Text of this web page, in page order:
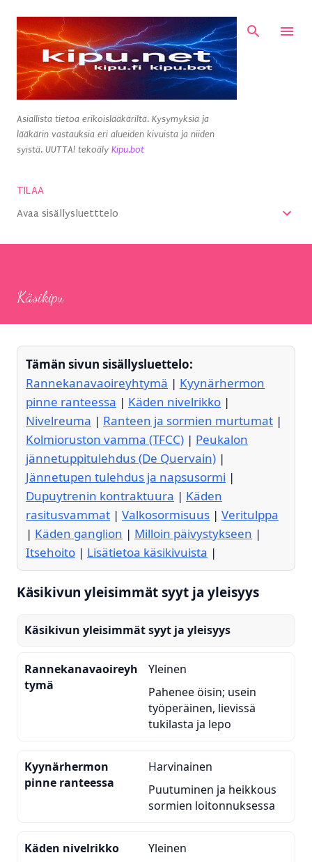
Siirry pääsisältöön
Asiallista tietoa erikoislääkäriltä. Kysymyksiä ja
lääkärin vastauksia eri alueiden kivuista ja niiden
syistä. UUTTA! tekoäly Kipu.bot
TILAA
Avaa sisällysluetttelo
Käsikipu
Tämän sivun sisällysluettelo:
Rannekanavaoireyhtymä | Kyynärhermon
pinne ranteessa | Käden nivelrikko |
Nivelreuma | Ranteen ja sormien murtumat |
Kolmioruston vamma (TFCC) | Peukalon
jännetuppitulehdus (De Quervain) |
Jännetupen tulehdus ja napsusormi |
Dupuytrenin kontraktuura | Käden
rasitusvammat | Valkosormisuus | Veritulppa
| Käden ganglion | Milloin päivystykseen |
Itsehoito | Lisätietoa käsikivuista |
Käsikivun yleisimmät syyt ja yleisyys
Käsikivun yleisimmät syyt ja yleisyys
Rannekanavaoireyh
tymä
Yleinen
Pahenee öisin; usein
työperäinen, lievissä
tukilasta ja lepo
Kyynärhermon
pinne ranteessa
Harvinainen
Puutuminen ja heikkous
sormien loitonnuksessa
Käden nivelrikko
Yleinen